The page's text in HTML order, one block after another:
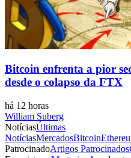
Bitcoin enfrenta a pior
desde o colapso da FTX
há 12 horas
William Suberg
NotíciasÚltimas
NotíciasMercadosBitcoin
PatrocinadoArtigos Patrocinados